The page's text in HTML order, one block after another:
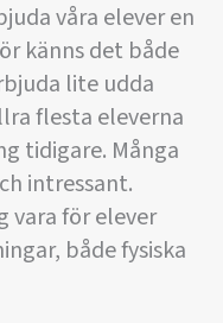
våra elever en
känns det både
lite udda
flesta eleverna
tidigare. Många
intressant.
för elever
både fysiska